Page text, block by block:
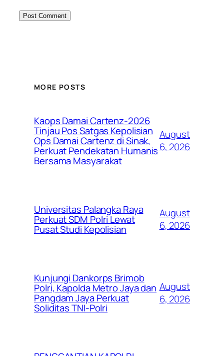
MORE POSTS
Kaops Damai Cartenz-2026
Tinjau Pos Satgas Kepolisian
Ops Damai Cartenz di Sinak,
Perkuat Pendekatan Humanis
Bersama Masyarakat
August
6, 2026
Universitas Palangka Raya
Perkuat SDM Polri Lewat
Pusat Studi Kepolisian
August
6, 2026
Kunjungi Dankorps Brimob
Polri, Kapolda Metro Jaya dan
Pangdam Jaya Perkuat
Soliditas TNI-Polri
August
6, 2026